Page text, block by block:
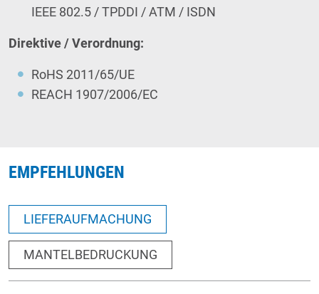
IEEE 802.5 / TPDDI / ATM / ISDN
Direktive / Verordnung:
RoHS 2011/65/UE
REACH 1907/2006/EC
EMPFEHLUNGEN
LIEFERAUFMACHUNG
MANTELBEDRUCKUNG